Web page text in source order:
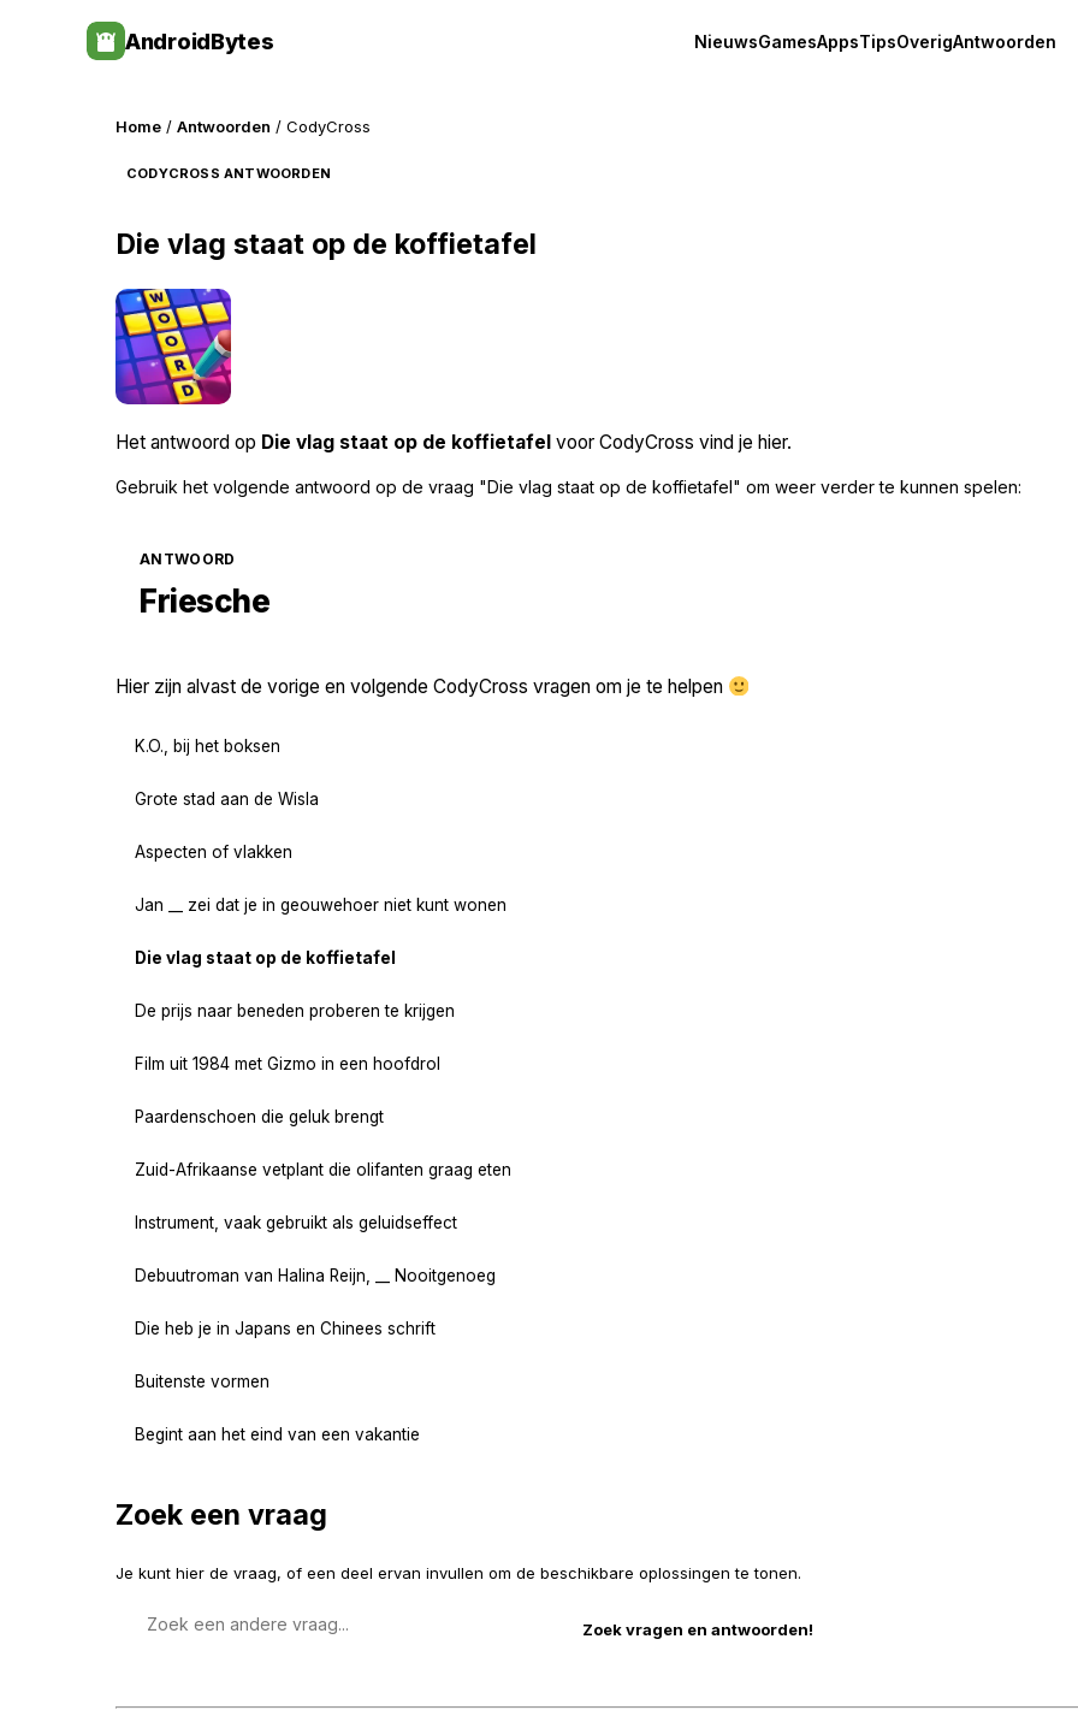
AndroidBytes NieuwsGamesAppsTipsOverigAntwoorden
Home / Antwoorden / CodyCross
CODYCROSS ANTWOORDEN
Die vlag staat op de koffietafel
Het antwoord op Die vlag staat op de koffietafel voor CodyCross vind je hier.
Gebruik het volgende antwoord op de vraag "Die vlag staat op de koffietafel" om weer verder te kunnen spelen:
ANTWOORD
Friesche
Hier zijn alvast de vorige en volgende CodyCross vragen om je te helpen
K.O., bij het boksen
Grote stad aan de Wisla
Aspecten of vlakken
Jan __ zei dat je in geouwehoer niet kunt wonen
Die vlag staat op de koffietafel
De prijs naar beneden proberen te krijgen
Film uit 1984 met Gizmo in een hoofdrol
Paardenschoen die geluk brengt
Zuid-Afrikaanse vetplant die olifanten graag eten
Instrument, vaak gebruikt als geluidseffect
Debuutroman van Halina Reijn, __ Nooitgenoeg
Die heb je in Japans en Chinees schrift
Buitenste vormen
Begint aan het eind van een vakantie
Zoek een vraag
Je kunt hier de vraag, of een deel ervan invullen om de beschikbare oplossingen te tonen.